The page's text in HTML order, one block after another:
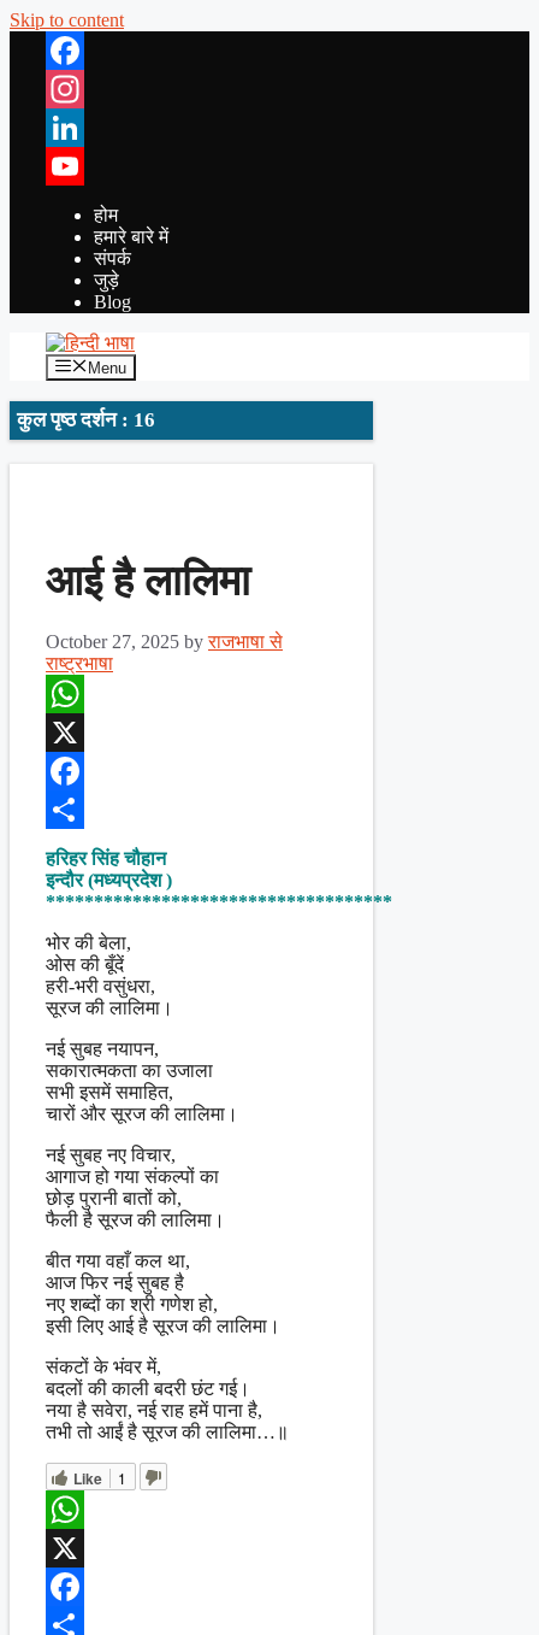
Skip to content
Facebook
Instagram
LinkedIn
YouTube
होम
हमारे बारे में
संपर्क
जुड़े
Blog
Menu
कुल पृष्ठ दर्शन : 16
आई है लालिमा
October 27, 2025 byराजभाषा से
राष्ट्रभाषा
WhatsApp
X
Facebook
Share
हरिहर सिंह चौहान
इन्दौर (मध्यप्रदेश )
************************************
भोर की बेला,
ओस की बूँदें
हरी-भरी वसुंधरा,
सूरज की लालिमा।
नई सुबह नयापन,
सकारात्मकता का उजाला
सभी इसमें समाहित,
चारों और सूरज की लालिमा।
नई सुबह नए विचार,
आगाज हो गया संकल्पों का
छोड़ पुरानी बातों को,
फैली है सूरज की लालिमा।
बीत गया वहाँ कल था,
आज फिर नई सुबह है
नए शब्दों का श्री गणेश हो,
इसी लिए आई है सूरज की लालिमा।
संकटों के भंवर में,
बदलों की काली बदरी छंट गई।
नया है सवेरा, नई राह हमें पाना है,
तभी तो आईं है सूरज की लालिमा…॥
Like 1
WhatsApp
X
Facebook